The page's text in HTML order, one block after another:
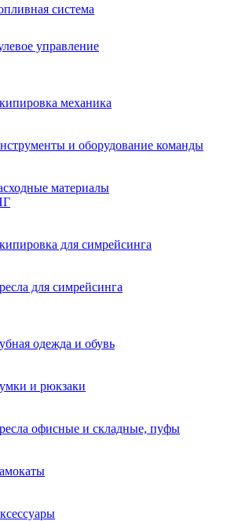
система
управление
механика
и оборудование команды
материалы
для симрейсинга
для симрейсинга
одежда и обувь
и рюкзаки
офисные и складные, пуфы